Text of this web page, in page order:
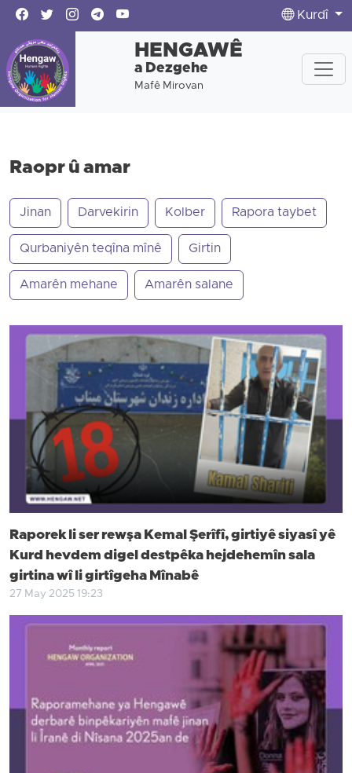
Kurdî
HENGAWÊ
a Dezgehe
Mafê Mirovan
Raopr û amar
Jinan Darvekirin Kolber Rapora taybet
Qurbaniyên teqîna mînê Girtin
Amarên mehane Amarên salane
Raporek li ser rewşa Kemal Şerîfî, girtiyê siyasî yê
Kurd hevdem digel destpêka hejdehemîn sala
girtina wî li girtîgeha Mînabê
27 May 2025 19:23